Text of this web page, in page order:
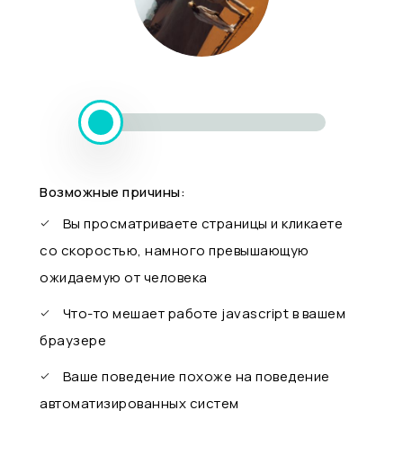
Возможные причины:
Вы просматриваете страницы и кликаете
со скоростью, намного превышающую
ожидаемую от человека
Что-то мешает работе javascript в вашем
браузере
Ваше поведение похоже на поведение
автоматизированных систем